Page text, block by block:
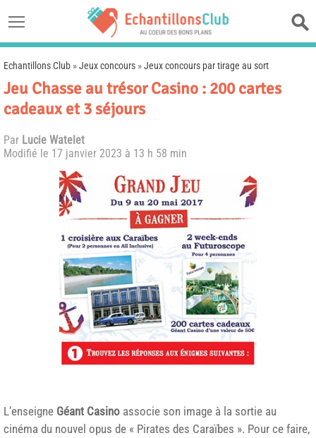
Echantillons Club »Jeux concours »Jeux concours par tirage au sort
Jeu Chasse au trésor Casino : 200 cartes
cadeaux et 3 séjours
Par Lucie Watelet
Modifié le 17 janvier 2023 à 13 h 58 min
L’enseigne Géant Casino associe son image à la sortie au
cinéma du nouvel opus de « Pirates des Caraïbes ». Pour ce faire,